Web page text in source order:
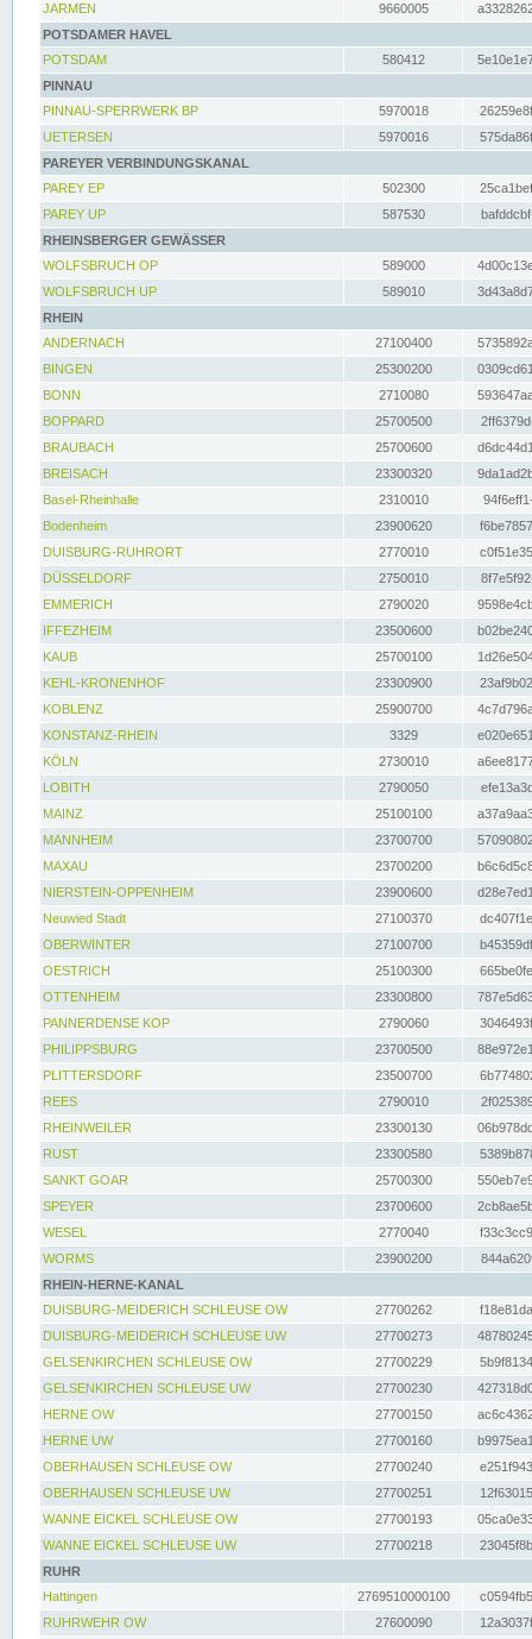
JARMEN
9660005
POTSDAMER HAVEL
POTSDAM
580412
PINNAU
PINNAU-SPERRWERK BP
5970018
UETERSEN
5970016
PAREYER VERBINDUNGSKANAL
PAREY EP
502300
PAREY UP
587530
RHEINSBERGER GEWÄSSER
WOLFSBRUCH OP
589000
WOLFSBRUCH UP
589010
RHEIN
ANDERNACH
27100400
BINGEN
25300200
BONN
2710080
BOPPARD
25700500
BRAUBACH
25700600
BREISACH
23300320
Basel-Rheinhalle
2310010
Bodenheim
23900620
DUISBURG-RUHRORT
2770010
DÜSSELDORF
2750010
EMMERICH
2790020
IFFEZHEIM
23500600
KAUB
25700100
KEHL-KRONENHOF
23300900
KOBLENZ
25900700
KONSTANZ-RHEIN
3329
KÖLN
2730010
LOBITH
2790050
MAINZ
25100100
MANNHEIM
23700700
MAXAU
23700200
NIERSTEIN-OPPENHEIM
23900600
Neuwied Stadt
27100370
OBERWINTER
27100700
OESTRICH
25100300
OTTENHEIM
23300800
PANNERDENSE KOP
2790060
PHILIPPSBURG
23700500
PLITTERSDORF
23500700
REES
2790010
RHEINWEILER
23300130
RUST
23300580
SANKT GOAR
25700300
SPEYER
23700600
WESEL
2770040
WORMS
23900200
RHEIN-HERNE-KANAL
DUISBURG-MEIDERICH SCHLEUSE OW
27700262
DUISBURG-MEIDERICH SCHLEUSE UW
27700273
GELSENKIRCHEN SCHLEUSE OW
27700229
GELSENKIRCHEN SCHLEUSE UW
27700230
HERNE OW
27700150
HERNE UW
27700160
OBERHAUSEN SCHLEUSE OW
27700240
OBERHAUSEN SCHLEUSE UW
27700251
WANNE EICKEL SCHLEUSE OW
27700193
WANNE EICKEL SCHLEUSE UW
27700218
RUHR
Hattingen
2769510000100
RUHRWEHR OW
27600090